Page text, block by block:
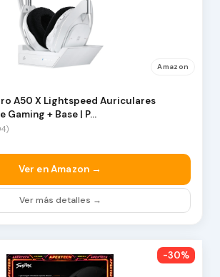
Amazon
A50 X Lightspeed Auriculares
Gaming + Base | P…
Ver en Amazon →
Ver más detalles →
-30%